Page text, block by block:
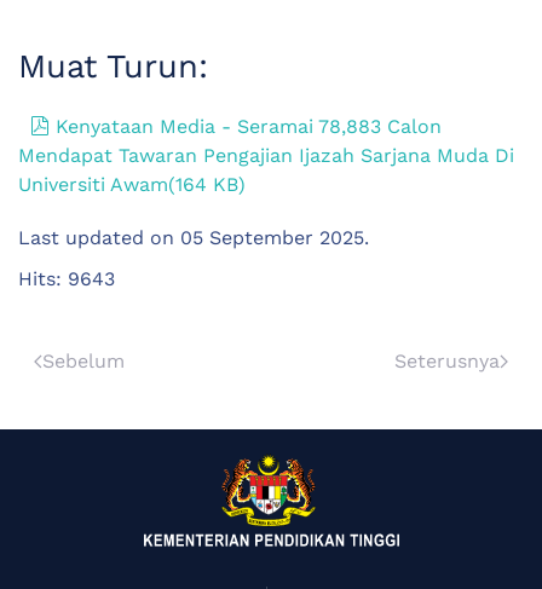
Muat Turun:
pdf
Kenyataan Media - Seramai 78,883 Calon
Mendapat Tawaran Pengajian Ijazah Sarjana Muda Di
Universiti Awam(164 KB)
Last updated on 05 September 2025.
Hits: 9643
Sebelum Seterusnya